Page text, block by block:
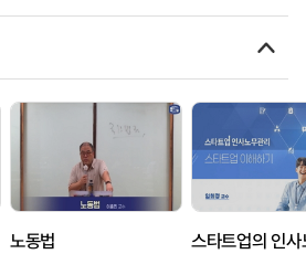
노동법 스타트업의 인